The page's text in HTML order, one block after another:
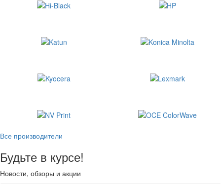
Все производители
Будьте в курсе!
Новости, обзоры и акции